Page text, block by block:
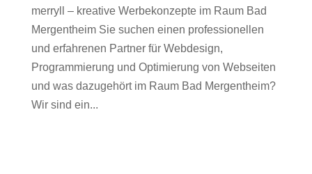
merryll – kreative Werbekonzepte im Raum Bad
Mergentheim Sie suchen einen professionellen
und erfahrenen Partner für Webdesign,
Programmierung und Optimierung von Webseiten
und was dazugehört im Raum Bad Mergentheim?
Wir sind ein...